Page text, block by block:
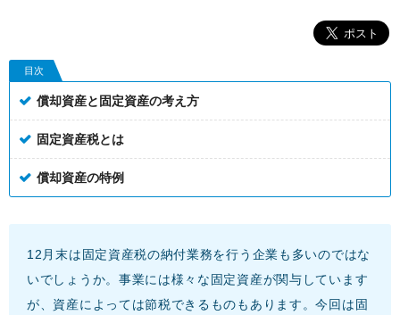
目次
償却資産と固定資産の考え方
固定資産税とは
償却資産の特例
12月末は固定資産税の納付業務を行う企業も多いのではな
いでしょうか。事業には様々な固定資産が関与しています
が、資産によっては節税できるものもあります。今回は固